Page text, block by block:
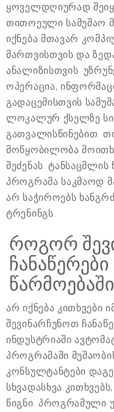
ყოველდღიურად
თითოეული სამუშაო
იქნება მთავარ
მართვისთვის და
ანალიზისთვის.
ოპერაცია,
გადაცემისთვის
ლოკალურ ქსელზე
გათვალისწინებით.
მოწყობილობა
შეძენას.
პროგრამა საკმაოდ
არ საჭიროებს
ტრენინგს.
როგორ
წარმოებაში
არ იქნება კითხვები
შევინარჩუნოთ
ინდუსტრიაში
პროგრამაში
კონსულტანტები
სხვადასხვა
წიგნი. პროგრამული